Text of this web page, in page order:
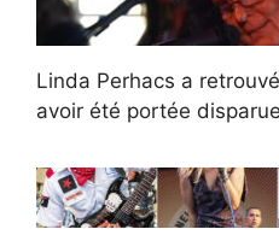
Linda Perhacs a
avoir été portée disparue